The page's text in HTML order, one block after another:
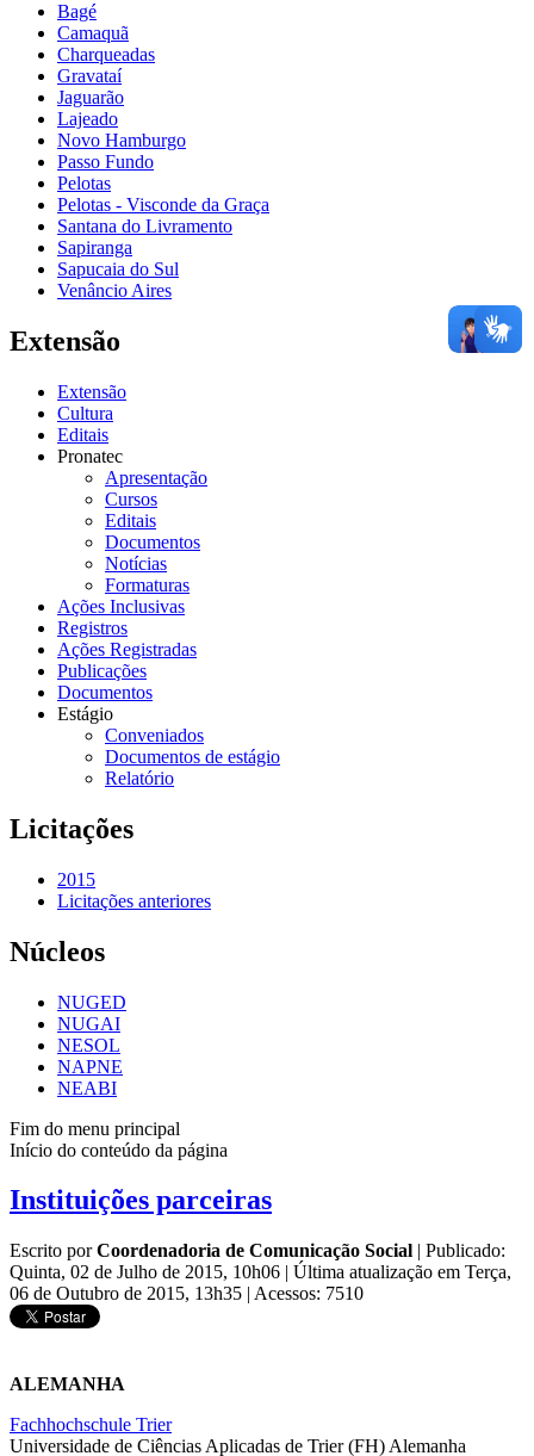
Bagé
Camaquã
Charqueadas
Gravataí
Jaguarão
Lajeado
Novo Hamburgo
Passo Fundo
Pelotas
Pelotas - Visconde da Graça
Santana do Livramento
Sapiranga
Sapucaia do Sul
Venâncio Aires
Extensão
Extensão
Cultura
Editais
Pronatec
Apresentação
Cursos
Editais
Documentos
Notícias
Formaturas
Ações Inclusivas
Registros
Ações Registradas
Publicações
Documentos
Estágio
Conveniados
Documentos de estágio
Relatório
Licitações
2015
Licitações anteriores
Núcleos
NUGED
NUGAI
NESOL
NAPNE
NEABI
Fim do menu principal
Início do conteúdo da página
Instituições parceiras
Escrito porCoordenadoria de Comunicação Social | Publicado:
Quinta, 02 de Julho de 2015, 10h06 | Última atualização em Terça,
06 de Outubro de 2015, 13h35 | Acessos: 7510
ALEMANHA
Fachhochschule Trier
Universidade de Ciências Aplicadas de Trier (FH) Alemanha